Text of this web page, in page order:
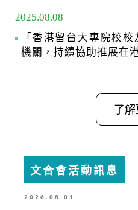
2025.08.08
「香港留台大專院校
機關，持續協助推展在
了
文合會活動訊息
2026.08.01